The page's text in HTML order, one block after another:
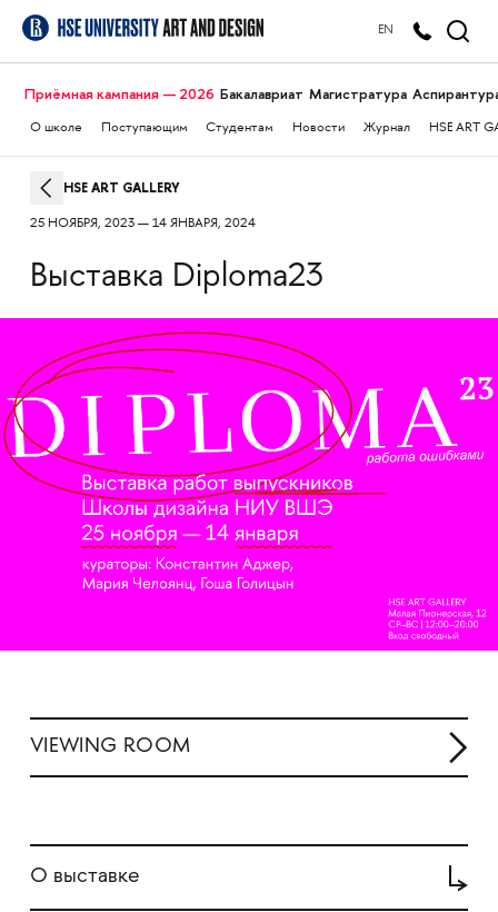
EN
Приёмная кампания — 2026 Бакалавриат Магистратура
О школе Поступающим Студентам Новости Журнал HSE ART
HSE ART GALLERY
25 НОЯБРЯ, 2023 — 14 ЯНВАРЯ, 2024
Выставка Diploma23
VIEWING ROOM
О выставке